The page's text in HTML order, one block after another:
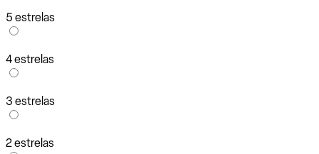
5 estrelas
4 estrelas
3 estrelas
2 estrelas